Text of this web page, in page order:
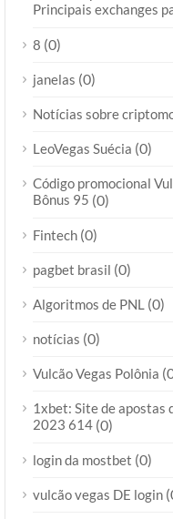
Principais exchanges
8 (0)
janelas (0)
Notícias sobre
LeoVegas Suécia (0)
Código promocional
Bônus 95 (0)
Fintech (0)
pagbet brasil (0)
Algoritmos de PNL (0)
notícias (0)
Vulcão Vegas Polônia
1xbet: Site de apostas
2023 614 (0)
login da mostbet (0)
vulcão vegas DE login